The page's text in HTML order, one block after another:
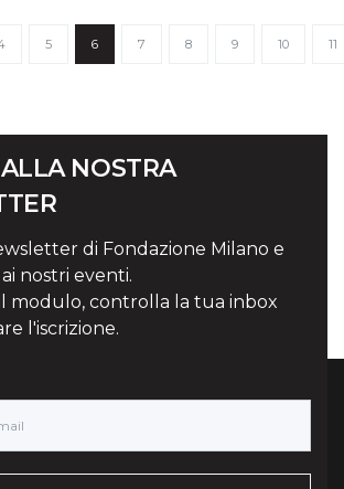
5 6 7 8 9 10 11
NOSTRA
di Fondazione Milano e
nostri eventi.
modulo, controlla la tua inbox
l'iscrizione.